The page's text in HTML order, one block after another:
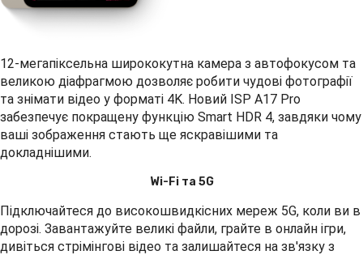
12-мегапіксельна ширококутна камера з автофокусом та
великою діафрагмою дозволяє робити чудові фотографії
та знімати відео у форматі 4K. Новий ISP A17 Pro
забезпечує покращену функцію Smart HDR 4, завдяки чому
ваші зображення стають ще яскравішими та
докладнішими.
Wi-Fi та 5G
Підключайтеся до високошвидкісних мереж 5G, коли ви в
дорозі. Завантажуйте великі файли, грайте в онлайн ігри,
дивіться стрімінгові відео та залишайтеся на зв'язку з